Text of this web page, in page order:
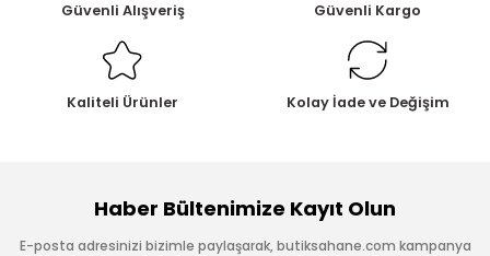
Güvenli Alışveriş Güvenli Kargo
Kaliteli Ürünler Kolay İade ve Değişim
Haber Bültenimize Kayıt Olun
E-posta adresinizi bizimle paylaşarak, butiksahane.com kampanya